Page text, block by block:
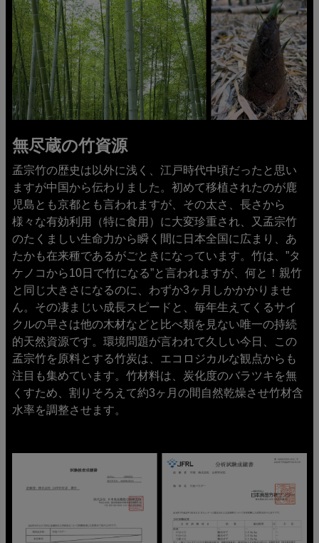
無尽蔵の竹資源
孟宗竹の歴史は以外に浅く、江戸時代中頃だったと思い
ますが中国から伝わりました。初めて移植されたのが鹿
児島とも京都とも言われますが、その太さ、長さから
様々な有効利用（特に食用）に大変珍重され、又孟宗竹
のたくましい生命力から瞬く間に日本全国に広まり、あ
たかも在来種であるがごときになっています。竹は、”タ
ケノコから10日で竹になる”と言われますが、何と！親竹
と同じ大きさになるのに、わずか3ヶ月しかかかりませ
ん。その凄まじい成長スピードと、毎年生えてくるサイ
クルの早さは他の木材などと比べ類を見ない唯一の持続
的天然資源です。環境問題が言われて久しい今日、この
孟宗竹を原料とする竹炭は、エコロジカルな観点からも
注目も集めています。竹材料は、炭化度のバラツキを無
くすため、割りそろえて約3ヶ月の間自然乾燥させ竹材含
水率を調整させます。